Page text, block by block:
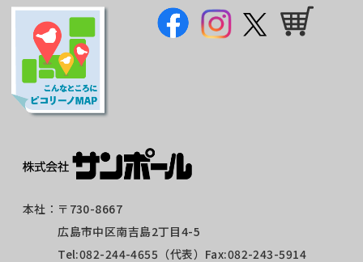
本社： 〒730-8667
広島市中区南吉島2丁目4-5
Tel:082-244-4655 （代表）Fax:082-243-5914